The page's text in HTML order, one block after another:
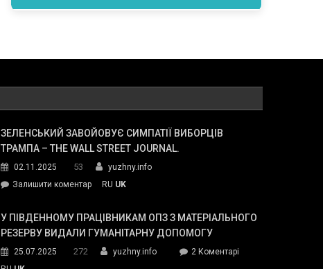
ЗЕЛЕНСЬКИЙ ЗАВОЙОВУЄ СИМПАТІЇ ВИБОРЦІВ
ТРАМПА – THE WALL STREET JOURNAL.
02.11.2025 53
yuzhny.info
Залишити коментарon
завойовує
симпатії
Трампа
RU UK
У ПІВДЕННОМУ ПРАЦІВНИКАМ ОПЗ З МАТЕРІАЛЬНОГО
РЕЗЕРВУ ВИДАЛИ ГУМАНІТАРНУ ДОПОМОГУ
25.07.2025 272 yuzhny.info 2 Коментарідо